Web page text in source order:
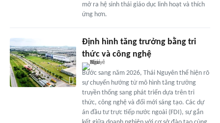
mở ra hệ sinh thái giáo dục linh hoạt và thích
ứng hơn.
Định hình tăng trưởng bằng tri
thức và công nghệ
Bước sang năm 2026, Thái Nguyên thể hiện rõ
sự chuyển hướng từ mô hình tăng trưởng
truyền thống sang phát triển dựa trên tri
thức, công nghệ và đổi mới sáng tạo. Các dự
án đầu tư trực tiếp nước ngoài (FDI), sự gắn